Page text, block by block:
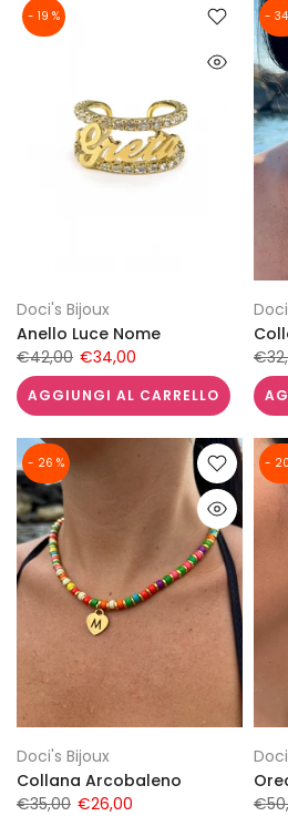
- 19 %
Doci's Bijoux
Anello Luce Nome
€42,00 €34,00
AGGIUNGI AL CARRELLO
- 34
- 26 %
Doci's Bijoux
Collana Arcobaleno
€35,00 €26,00
-